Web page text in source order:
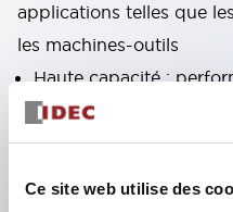
Ce site web utilise des
applications telles que
les machines-outils
Haute capacité :
stables même sous
l'utilisation de